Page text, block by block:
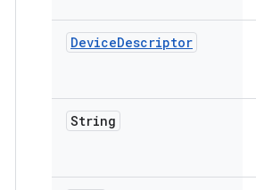
DeviceDescriptor
String